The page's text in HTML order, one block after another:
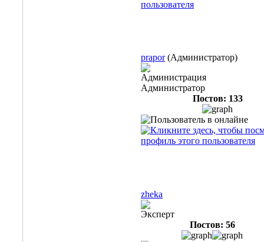
prapor (Администратор)
Администрация
Администратор
Постов: 133
zheka
Эксперт
Постов: 56